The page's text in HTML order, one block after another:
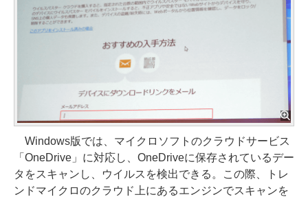
Windows版では、マイクロソフトのクラウドサービス
「OneDrive」に対応し、OneDriveに保存されているデー
タをスキャンし、ウイルスを検出できる。この際、トレ
ンドマイクロのクラウド上にあるエンジンでスキャンを